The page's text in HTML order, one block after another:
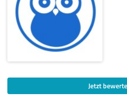
Jetzt